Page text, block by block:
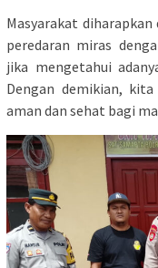
Masyarakat
peredaran miras
jika mengetahui
Dengan demikian,
aman dan sehat bagi